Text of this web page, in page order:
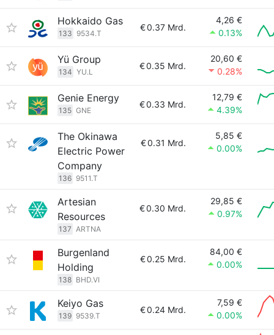
Hokkaido Gas
133 9534.T
€0.37 Mrd.
4,26 €
0.13%
Yü Group
134 YU.L
€0.35 Mrd.
20,60 €
0.28%
Genie Energy
135 GNE
€0.33 Mrd.
12,79 €
4.39%
The Okinawa
Electric Power
Company
136 9511.T
€0.31 Mrd.
5,85 €
0.00%
Artesian
Resources
137 ARTNA
€0.30 Mrd.
29,85 €
0.97%
Burgenland
Holding
138 BHD.VI
€0.25 Mrd.
84,00 €
0.00%
Keiyo Gas
139 9539.T
€0.24 Mrd.
7,59 €
0.00%